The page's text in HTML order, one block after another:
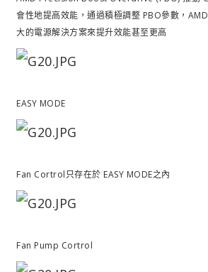
會性地提高效能，通過積極調整 PBO參數，
大的電源解決方案來提升效能甚至更高
EASY MODE
Fan Cortrol只存在於 EASY MODE之內
Fan Pump Cortrol